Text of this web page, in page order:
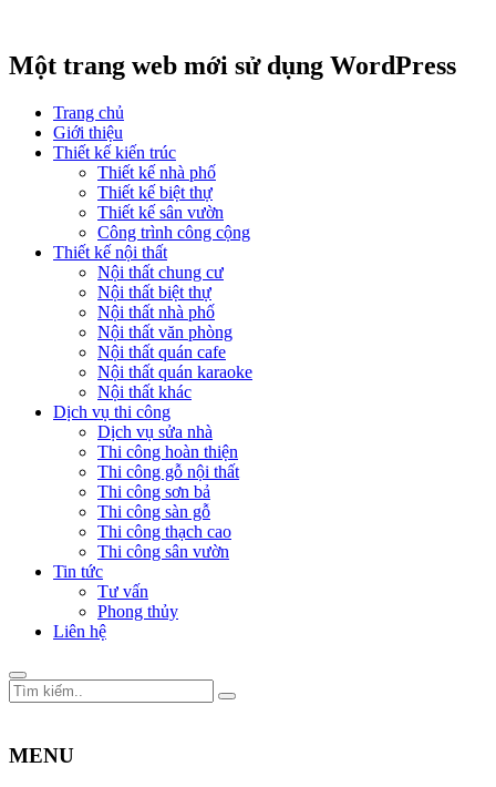
Một trang web mới sử dụng WordPress
Trang chủ
Giới thiệu
Thiết kế kiến trúc
Thiết kế nhà phố
Thiết kế biệt thự
Thiết kế sân vườn
Công trình công cộng
Thiết kế nội thất
Nội thất chung cư
Nội thất biệt thự
Nội thất nhà phố
Nội thất văn phòng
Nội thất quán cafe
Nội thất quán karaoke
Nội thất khác
Dịch vụ thi công
Dịch vụ sửa nhà
Thi công hoàn thiện
Thi công gỗ nội thất
Thi công sơn bả
Thi công sàn gỗ
Thi công thạch cao
Thi công sân vườn
Tin tức
Tư vấn
Phong thủy
Liên hệ
MENU